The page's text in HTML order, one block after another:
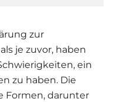
zur
je zuvor, haben
ein
zu haben. Die
Formen, darunter